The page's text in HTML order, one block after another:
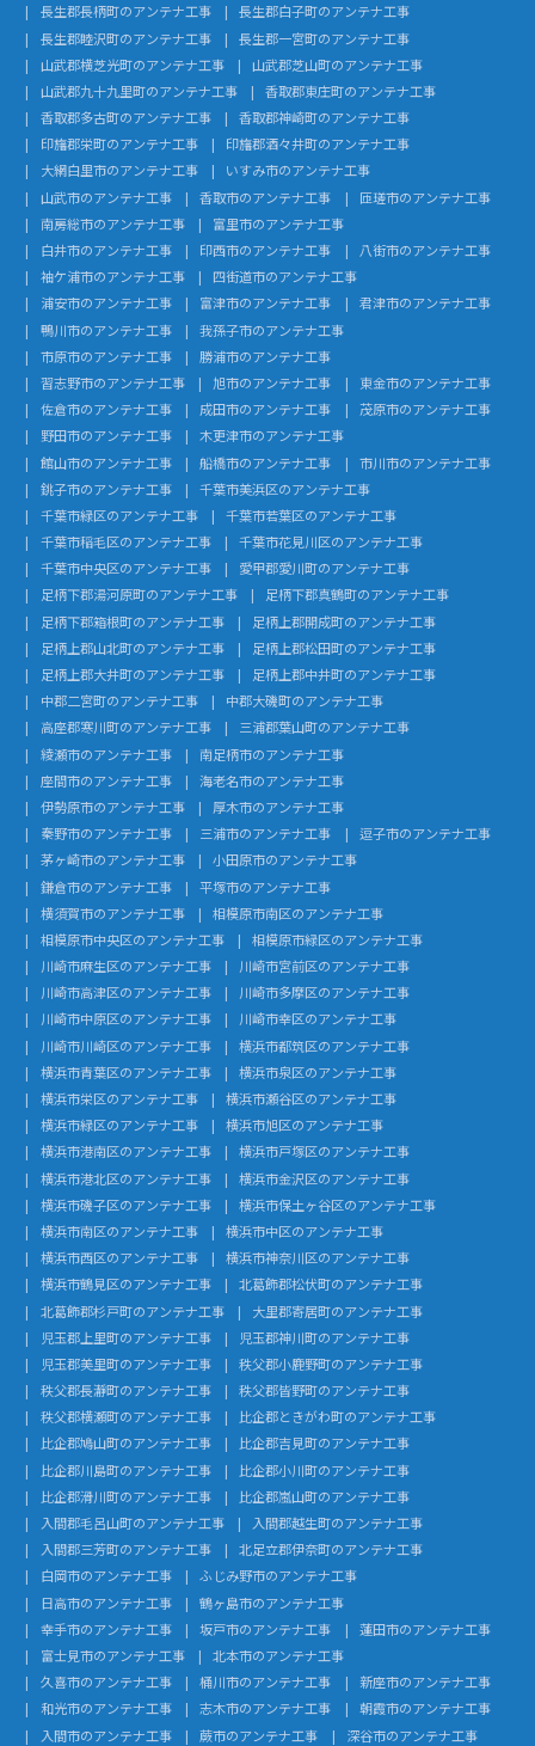
長生郡長柄町のアンテナ工事
長生郡白子町のアンテナ工事
長生郡睦沢町のアンテナ工事
長生郡一宮町のアンテナ工事
山武郡横芝光町のアンテナ工事
山武郡芝山町のアンテナ工事
山武郡九十九里町のアンテナ工事
香取郡東庄町のアンテナ工事
香取郡多古町のアンテナ工事
香取郡神崎町のアンテナ工事
印旛郡栄町のアンテナ工事
印旛郡酒々井町のアンテナ工事
大網白里市のアンテナ工事
いすみ市のアンテナ工事
山武市のアンテナ工事
香取市のアンテナ工事
匝瑳市のアンテナ工事
南房総市のアンテナ工事
富里市のアンテナ工事
白井市のアンテナ工事
印西市のアンテナ工事
八街市のアンテナ工事
袖ケ浦市のアンテナ工事
四街道市のアンテナ工事
浦安市のアンテナ工事
富津市のアンテナ工事
君津市のアンテナ工事
鴨川市のアンテナ工事
我孫子市のアンテナ工事
市原市のアンテナ工事
勝浦市のアンテナ工事
習志野市のアンテナ工事
旭市のアンテナ工事
東金市のアンテナ工事
佐倉市のアンテナ工事
成田市のアンテナ工事
茂原市のアンテナ工事
野田市のアンテナ工事
木更津市のアンテナ工事
館山市のアンテナ工事
船橋市のアンテナ工事
市川市のアンテナ工事
銚子市のアンテナ工事
千葉市美浜区のアンテナ工事
千葉市緑区のアンテナ工事
千葉市若葉区のアンテナ工事
千葉市稲毛区のアンテナ工事
千葉市花見川区のアンテナ工事
千葉市中央区のアンテナ工事
愛甲郡愛川町のアンテナ工事
足柄下郡湯河原町のアンテナ工事
足柄下郡真鶴町のアンテナ工事
足柄下郡箱根町のアンテナ工事
足柄上郡開成町のアンテナ工事
足柄上郡山北町のアンテナ工事
足柄上郡松田町のアンテナ工事
足柄上郡大井町のアンテナ工事
足柄上郡中井町のアンテナ工事
中郡二宮町のアンテナ工事
中郡大磯町のアンテナ工事
高座郡寒川町のアンテナ工事
三浦郡葉山町のアンテナ工事
綾瀬市のアンテナ工事
南足柄市のアンテナ工事
座間市のアンテナ工事
海老名市のアンテナ工事
伊勢原市のアンテナ工事
厚木市のアンテナ工事
秦野市のアンテナ工事
三浦市のアンテナ工事
逗子市のアンテナ工事
茅ヶ崎市のアンテナ工事
小田原市のアンテナ工事
鎌倉市のアンテナ工事
平塚市のアンテナ工事
横須賀市のアンテナ工事
相模原市南区のアンテナ工事
相模原市中央区のアンテナ工事
相模原市緑区のアンテナ工事
川崎市麻生区のアンテナ工事
川崎市宮前区のアンテナ工事
川崎市高津区のアンテナ工事
川崎市多摩区のアンテナ工事
川崎市中原区のアンテナ工事
川崎市幸区のアンテナ工事
川崎市川崎区のアンテナ工事
横浜市都筑区のアンテナ工事
横浜市青葉区のアンテナ工事
横浜市泉区のアンテナ工事
横浜市栄区のアンテナ工事
横浜市瀬谷区のアンテナ工事
横浜市緑区のアンテナ工事
横浜市旭区のアンテナ工事
横浜市港南区のアンテナ工事
横浜市戸塚区のアンテナ工事
横浜市港北区のアンテナ工事
横浜市金沢区のアンテナ工事
横浜市磯子区のアンテナ工事
横浜市保土ヶ谷区のアンテナ工事
横浜市南区のアンテナ工事
横浜市中区のアンテナ工事
横浜市西区のアンテナ工事
横浜市神奈川区のアンテナ工事
横浜市鶴見区のアンテナ工事
北葛飾郡松伏町のアンテナ工事
北葛飾郡杉戸町のアンテナ工事
大里郡寄居町のアンテナ工事
児玉郡上里町のアンテナ工事
児玉郡神川町のアンテナ工事
児玉郡美里町のアンテナ工事
秩父郡小鹿野町のアンテナ工事
秩父郡長瀞町のアンテナ工事
秩父郡皆野町のアンテナ工事
秩父郡横瀬町のアンテナ工事
比企郡ときがわ町のアンテナ工事
比企郡鳩山町のアンテナ工事
比企郡吉見町のアンテナ工事
比企郡川島町のアンテナ工事
比企郡小川町のアンテナ工事
比企郡滑川町のアンテナ工事
比企郡嵐山町のアンテナ工事
入間郡毛呂山町のアンテナ工事
入間郡越生町のアンテナ工事
入間郡三芳町のアンテナ工事
北足立郡伊奈町のアンテナ工事
白岡市のアンテナ工事
ふじみ野市のアンテナ工事
日高市のアンテナ工事
鶴ヶ島市のアンテナ工事
幸手市のアンテナ工事
坂戸市のアンテナ工事
蓮田市のアンテナ工事
富士見市のアンテナ工事
北本市のアンテナ工事
久喜市のアンテナ工事
桶川市のアンテナ工事
新座市のアンテナ工事
和光市のアンテナ工事
志木市のアンテナ工事
朝霞市のアンテナ工事
入間市のアンテナ工事
蕨市のアンテナ工事
深谷市のアンテナ工事